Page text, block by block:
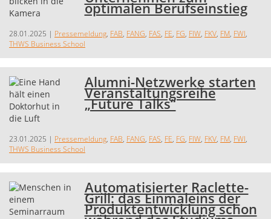
optimalen Berufseinstieg
28.01.2025 | Pressemeldung, FAB, FANG, FAS, FE, FG, FIW, FKV, FM, FWI,
THWS Business School
Alumni-Netzwerke starten
Veranstaltungsreihe
„Future Talks“
23.01.2025 | Pressemeldung, FAB, FANG, FAS, FE, FG, FIW, FKV, FM, FWI,
THWS Business School
Automatisierter Raclette-
Grill: das Einmaleins der
Produktentwicklung schon